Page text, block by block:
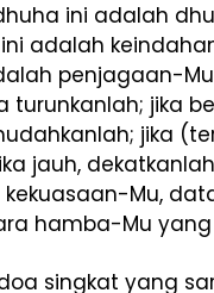
ini adalah
adalah
penjagaan-
turunkanlah; jika
jika
jauh,
Mu,
hamba-Mu yang
singkat yang